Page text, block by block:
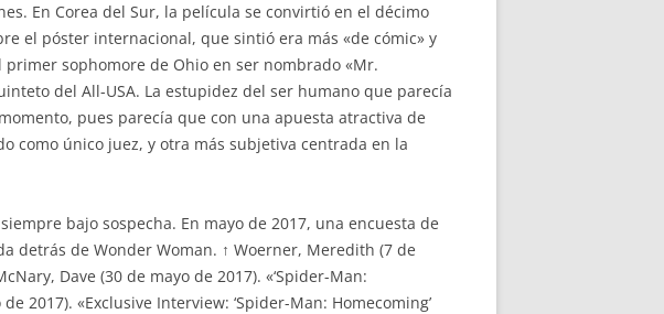
En Corea del Sur, la película se convirtió en el décimo
el póster internacional, que sintió era más «de cómic» y
sophomore de Ohio en ser nombrado «Mr.
del All-USA. La estupidez del ser humano que parecía
pues parecía que con una apuesta atractiva de
como único juez, y otra más subjetiva centrada en la
bajo sospecha. En mayo de 2017, una encuesta de
detrás de Wonder Woman. ↑ Woerner, Meredith (7 de
Dave (30 de mayo de 2017). «‘Spider-Man:
2017). «Exclusive Interview: ‘Spider-Man: Homecoming’